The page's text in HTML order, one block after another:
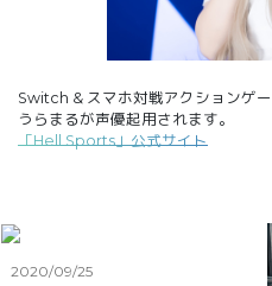
Switch & スマホ対戦アクションゲ
うらまるが声優起用されます。
「Hell Sports」公式サイト
2020/09/25